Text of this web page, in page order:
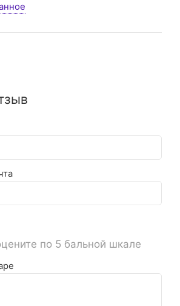
по 5 бальной шкале